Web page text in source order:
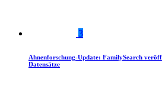
3
Ahnenforschung-Update: FamilySearch
Datensätze